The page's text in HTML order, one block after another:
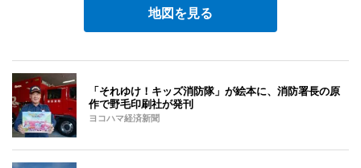
地図を見る
「それゆけ！キッズ消防隊」が絵本に、消防署長の原
作で野毛印刷社が発刊
ヨコハマ経済新聞